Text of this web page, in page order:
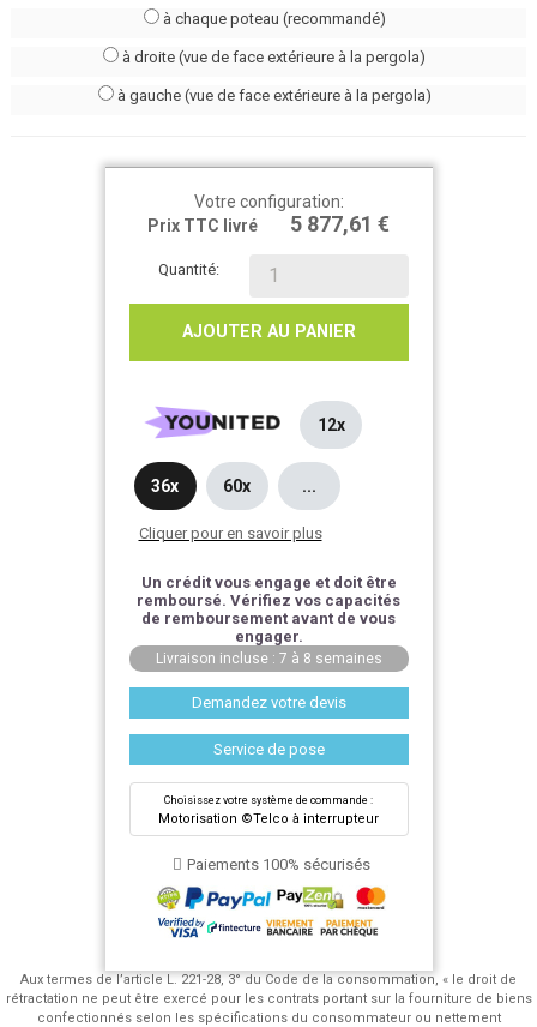
à chaque poteau (recommandé)
à droite (vue de face extérieure à la pergola)
à gauche (vue de face extérieure à la pergola)
Votre configuration:
Prix TTC livré
5 877,61 €
Quantité:
AJOUTER AU PANIER
12x
36x 60x ...
Cliquer pour en savoir plus
Un crédit vous engage et doit être
remboursé. Vérifiez vos capacités
de remboursement avant de vous
engager.
Livraison incluse : 7 à 8 semaines
Demandez votre devis
Service de pose
Choisissez votre système de commande :
Motorisation ©Telco à interrupteur
Paiements 100% sécurisés
Aux termes de l’article L. 221-28, 3° du Code de la consommation, « le droit de
rétractation ne peut être exercé pour les contrats portant sur la fourniture de biens
confectionnés selon les spécifications du consommateur ou nettement